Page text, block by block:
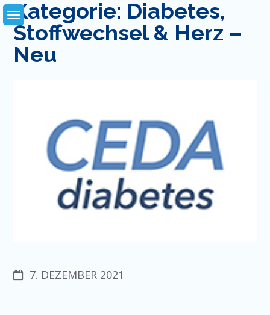
Skip
to
content
Kategorie: Diabetes,
Stoffwechsel & Herz –
Neu
7. DEZEMBER 2021